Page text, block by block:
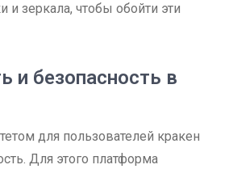
и зеркала, чтобы обойти эти
и безопасность в
для пользователей кракен
Для этого платформа